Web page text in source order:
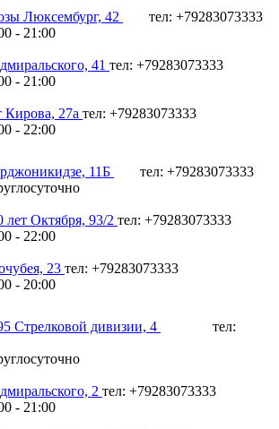
Люксембург, 42
тел: +79283073333
- 21:00
41 тел: +79283073333
- 21:00
Кирова, 27а тел: +79283073333
- 22:00
11Б
тел: +79283073333
лет Октября, 93/2 тел: +79283073333
- 22:00
23 тел: +79283073333
- 20:00
Стрелковой дивизии, 4
тел:
2 тел: +79283073333
- 21:00